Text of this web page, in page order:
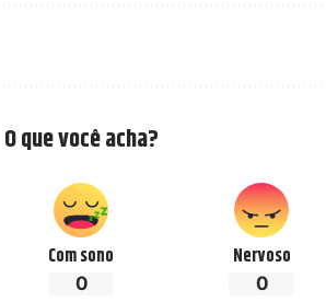
O que você acha?
Com sono
0
Nervoso
0